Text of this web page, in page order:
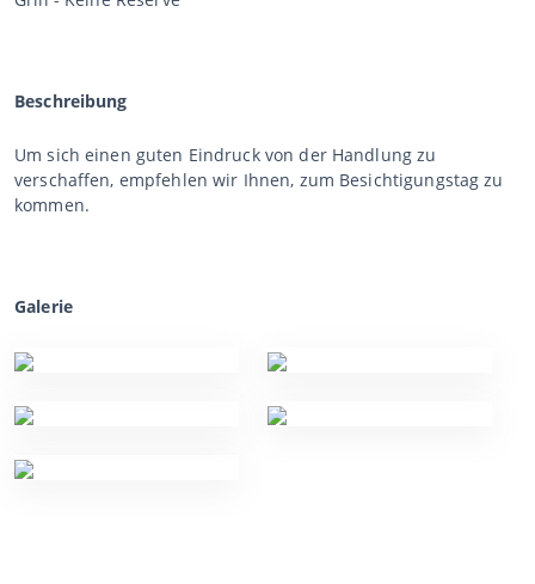
Beschreibung
Um sich einen guten Eindruck von der Handlung zu
verschaffen, empfehlen wir Ihnen, zum Besichtigungstag zu
kommen.
Galerie